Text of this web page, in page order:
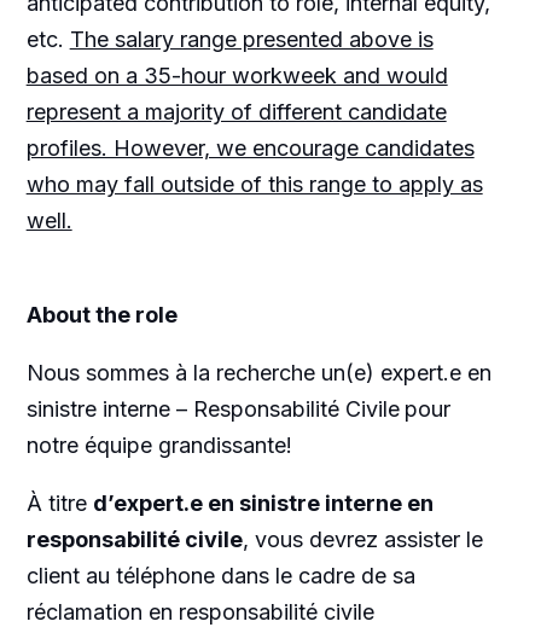
etc. The salary range presented above is
based on a 35-hour workweek and would
represent a majority of different candidate
profiles. However, we encourage candidates
who may fall outside of this range to apply as
well.
About the role
Nous sommes à la recherche un(e) expert.e en
sinistre interne – Responsabilité Civile pour
notre équipe grandissante!
À titre d’expert.e en sinistre interne en
responsabilité civile, vous devrez assister le
client au téléphone dans le cadre de sa
réclamation en responsabilité civile